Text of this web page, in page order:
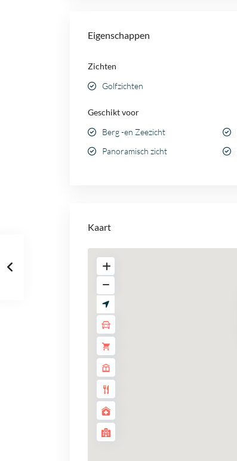
Eigenschappen
Zichten
Golfzichten
Geschikt voor
Berg -en Zeezicht
Panoramisch zicht
Kaart